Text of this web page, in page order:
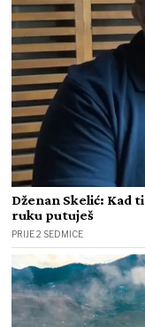
Dženan Skelić: Kad
ruku putuješ
PRIJE 2 SEDMICE